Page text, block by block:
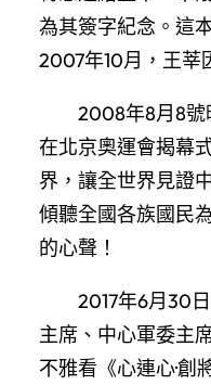
為其簽字紀念。這
2007年10月，王莘
2008年8月8號
在北京奧運會揭幕
界，讓全世界見證
傾聽全國各族國民
的心聲！
2017年6月30日
主席、中心軍委主
不雅看《心連心·創